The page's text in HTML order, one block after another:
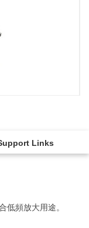
Links
低頻放大用途。